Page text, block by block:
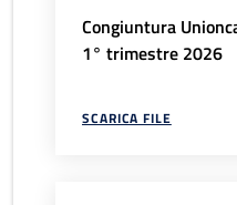
Congiuntura
1° trimestre 2026
SCARICA FILE